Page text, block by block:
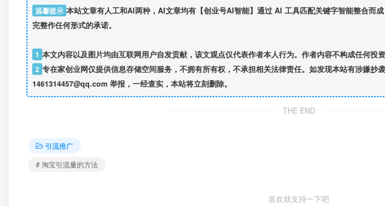
温馨提示 本站文章有人工和AI两种，AI文章均有【创业号AI智能】通过 AI 工具匹配关键字智能整合而
完整作任何形式的承诺。
1 本文内容以及图片均由互联网用户自发贡献，该文观点仅代表作者本人行为。作者内容不构成任何投
2 专在家创业网仅提供信息存储空间服务，不拥有所有权，不承担相关法律责任。如发现本站有涉嫌抄
1461314457@qq.com 举报，一经查实，本站将立刻删除。
THE END
引流推广
# 淘宝引流量的方法
喜欢就支持一下吧